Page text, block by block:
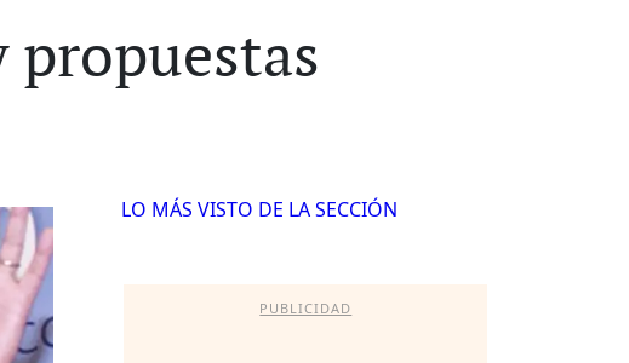
propuestas
LO MÁS VISTO DE LA SECCIÓN
PUBLICIDAD